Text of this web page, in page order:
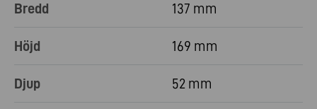
Bredd 137 mm
Höjd 169 mm
Djup 52 mm